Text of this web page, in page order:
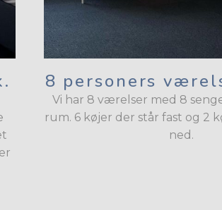
8 personers
Vi har 8 værelser med 8
rum. 6 køjer der står fast og 2
ned.